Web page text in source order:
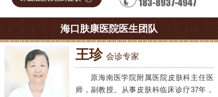
海口肤康医院医生团队
王珍 会诊专家
原海南医学院附属医院皮肤科主任医
师，副教授。从事皮肤科临床诊疗37年，